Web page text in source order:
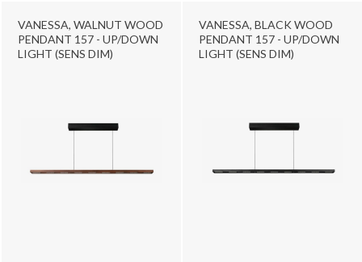
VANESSA, WALNUT WOOD
PENDANT 157 - UP/DOWN
LIGHT (SENS DIM)
VANESSA, BLACK WOOD
PENDANT 157 - UP/DOWN
LIGHT (SENS DIM)